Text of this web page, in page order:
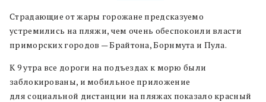
Страдающие от жары горожане предсказуемо
устремились на пляжи, чем очень обеспокоили власти
приморских городов — Брайтона, Борнмута и Пула.
К 9 утра все дороги на подъездах к морю были
заблокированы, и мобильное приложение
для социальной дистанции на пляжах показало красный